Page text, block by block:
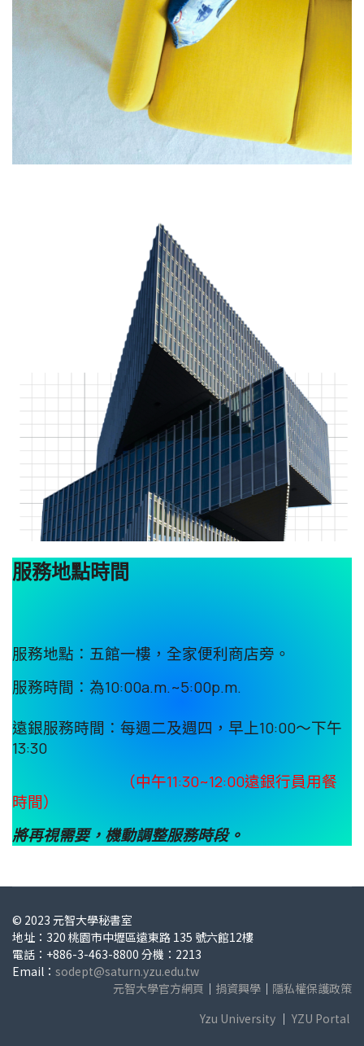
服務地點時間
服務地點：五館一樓，全家便利商店旁。
服務時間：為10:00a.m.~5:00p.m.
遠銀服務時間：每週二及週四，早上10:00～下午
13:30
（中午11:30~12:00遠銀行員用餐
時間）
將再視需要，機動調整服務時段。
© 2023 元智大學秘書室
地址：320 桃園市中壢區遠東路 135 號六館12樓
電話：+886-3-463-8800 分機：2213
Email： sodept@saturn.yzu.edu.tw
元智大學官方網頁 ｜ 捐資興學 ｜ 隱私權保護政策
Yzu University ｜ YZU Portal